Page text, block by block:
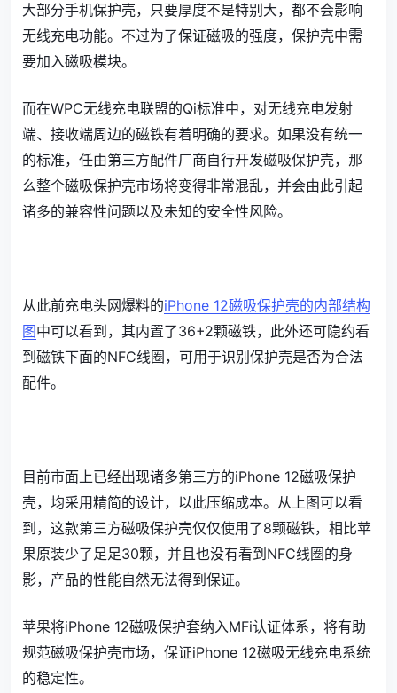
大部分手机保护壳，只要厚度不是特别大，都不会影响
无线充电功能。不过为了保证磁吸的强度，保护壳中需
要加入磁吸模块。
而在WPC无线充电联盟的Qi标准中，对无线充电发射
端、接收端周边的磁铁有着明确的要求。如果没有统一
的标准，任由第三方配件厂商自行开发磁吸保护壳，那
么整个磁吸保护壳市场将变得非常混乱，并会由此引起
诸多的兼容性问题以及未知的安全性风险。
从此前充电头网爆料的iPhone 12磁吸保护壳的内部结构
图中可以看到，其内置了36+2颗磁铁，此外还可隐约看
到磁铁下面的NFC线圈，可用于识别保护壳是否为合法
配件。
目前市面上已经出现诸多第三方的iPhone 12磁吸保护
壳，均采用精简的设计，以此压缩成本。从上图可以看
到，这款第三方磁吸保护壳仅仅使用了8颗磁铁，相比苹
果原装少了足足30颗，并且也没有看到NFC线圈的身
影，产品的性能自然无法得到保证。
苹果将iPhone 12磁吸保护套纳入MFi认证体系，将有助
规范磁吸保护壳市场，保证iPhone 12磁吸无线充电系统
的稳定性。